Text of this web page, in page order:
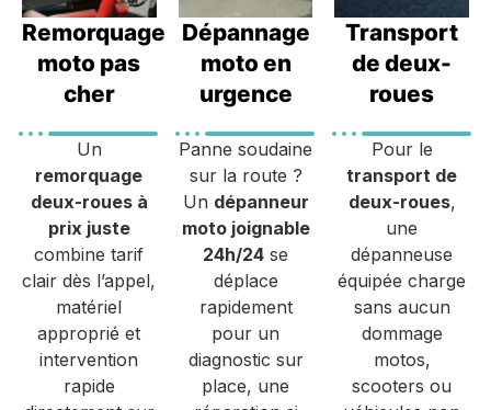
Remorquage
moto pas
cher
Un
remorquage
deux-roues à
prix juste
combine tarif
clair dès l’appel,
matériel
approprié et
intervention
rapide
Dépannage
moto en
urgence
Panne soudaine
sur la route ?
Un dépanneur
moto joignable
24h/24 se
déplace
rapidement
pour un
diagnostic sur
place, une
Transport
de deux-
roues
Pour le
transport de
deux-roues,
une
dépanneuse
équipée charge
sans aucun
dommage
motos,
scooters ou